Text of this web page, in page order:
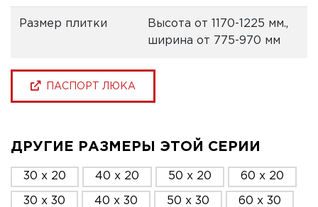
Размер плитки
Высота от 1170-1225 мм.,
ширина от 775-970 мм
ПАСПОРТ ЛЮКА
ДРУГИЕ РАЗМЕРЫ ЭТОЙ СЕРИИ
30 x 20 40 x 20 50 x 20 60 x 20
30 x 30 40 x 30 50 x 30 60 x 30